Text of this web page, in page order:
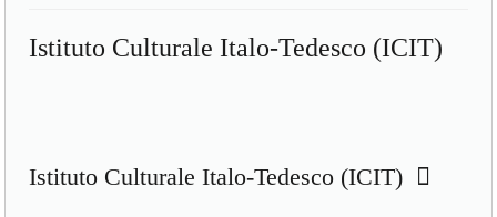
Istituto Culturale Italo-Tedesco (ICIT)
Istituto Culturale Italo-Tedesco (ICIT)